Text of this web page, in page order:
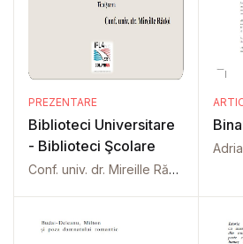
PREZENTARE
Biblioteci Universitare
- Biblioteci Şcolare
Conf. univ. dr. Mireille Rădoi